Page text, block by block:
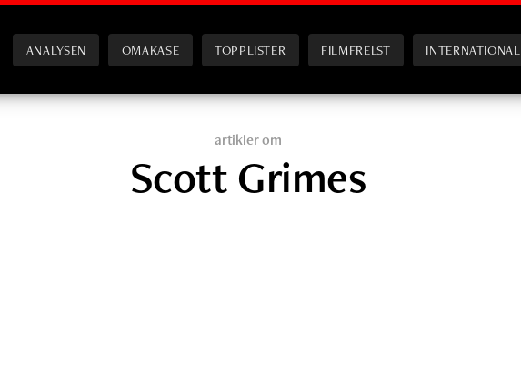
ANALYSEN OMAKASE TOPPLISTER FILMFRELST INTERNATIONAL
artikler om
Scott Grimes